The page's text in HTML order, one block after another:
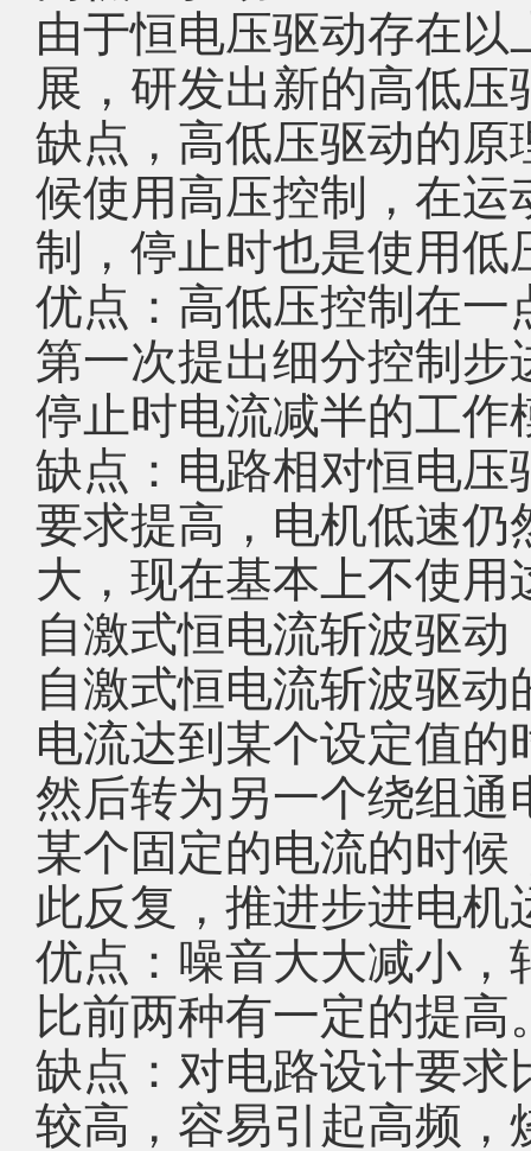
由于恒电压驱动存在
展，研发出新的高低
缺点，高低压驱动的
候使用高压控制，在
制，停止时也是使用低
优点：高低压控制在
第一次提出细分控制
停止时电流减半的工作
缺点：电路相对恒电
要求提高，电机低速
大，现在基本上不使用
自激式恒电流斩波驱动
自激式恒电流斩波驱
电流达到某个设定值
然后转为另一个绕组
某个固定的电流的时
此反复，推进步进电机
优点：噪音大大减小
比前两种有一定的提高
缺点：对电路设计要
较高，容易引起高频